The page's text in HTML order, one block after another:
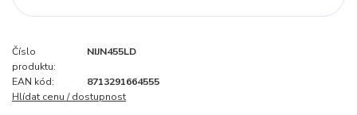
Číslo
produktu:
NIJN455LD
EAN kód:
8713291664555
Hlídat cenu / dostupnost